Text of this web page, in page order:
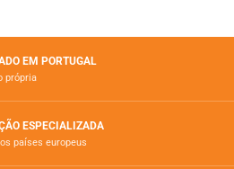
EM PORTUGAL
própria
ESPECIALIZADA
paí­ses europeus